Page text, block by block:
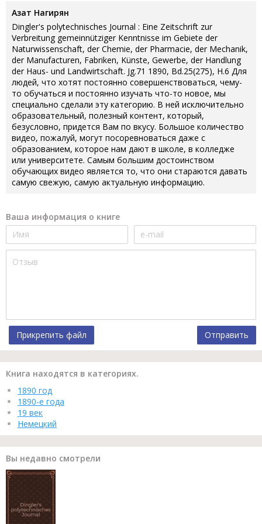
Азат Нагирян
Dingler's polytechnisches Journal : Eine Zeitschrift zur
Verbreitung gemeinnütziger Kenntnisse im Gebiete der
Naturwissenschaft, der Chemie, der Pharmacie, der Mechanik,
der Manufacturen, Fabriken, Künste, Gewerbe, der Handlung
der Haus- und Landwirtschaft. Jg.71 1890, Bd.25(275), H.6 Для
людей, что хотят постоянно совершенствоваться, чему-
то обучаться и постоянно изучать что-то новое, мы
специально сделали эту категорию. В ней исключительно
образовательный, полезный контент, который,
безусловно, придется Вам по вкусу. Большое количество
видео, пожалуй, могут посоревноваться даже с
образованием, которое нам дают в школе, в колледже
или университете. Самым большим достоинством
обучающих видео является то, что они стараются давать
самую свежую, самую актуальную информацию.
Ваша информация о книге
Прикрепить файл Отправить
Книга находятся в категориях.
1890 год
1890-е года
19 век
Немецкий
Вы недавно смотрели